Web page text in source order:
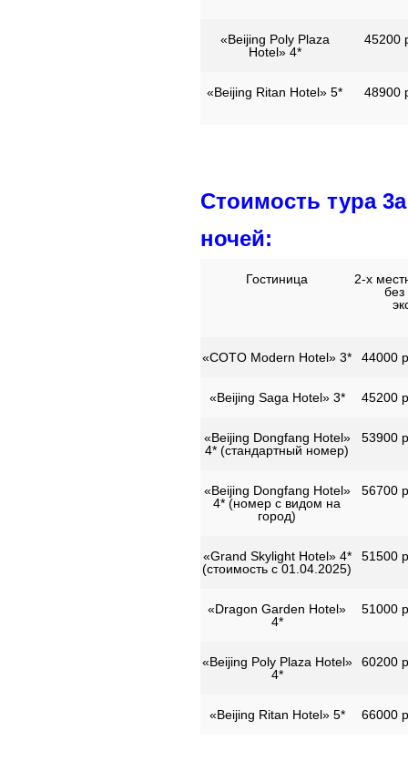
«Beijing Poly Plaza
Hotel» 4*
45200
«Beijing Ritan Hotel» 5* 48900
Стоимость тура
ночей:
Гостиница
2-х
без
«COTO Modern Hotel» 3* 44000
«Beijing Saga Hotel» 3* 45200
«Beijing Dongfang Hotel»
4* (стандартный номер)
53900
«Beijing Dongfang Hotel»
4* (номер с видом на
город)
56700
«Grand Skylight Hotel» 4*
(стоимость с 01.04.2025)
51500
«Dragon Garden Hotel»
4*
51000
«Beijing Poly Plaza Hotel»
4*
60200
«Beijing Ritan Hotel» 5* 66000